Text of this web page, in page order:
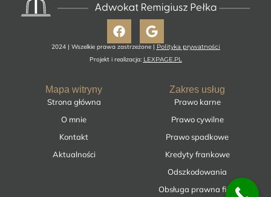
Facebook
Google
2024 | Wszelkie prawa zastrzeżone | Polityka prywatności
Projekt i realizacja: LEXPAGE.PL
Mapa witryny
Strona główna
O mnie
Kontakt
Aktualności
Zakres usług
Prawo karne
Prawo cywilne
Prawo spadkowe
Kredyty frankowe
Odszkodowania
Obsługa prawna firm